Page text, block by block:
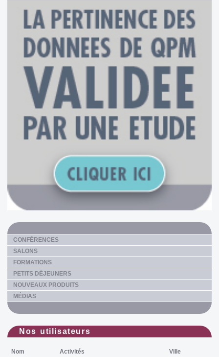
CONFÉRENCES
SALONS
FORMATIONS
PETITS DÉJEUNERS
NOUVEAUX PRODUITS
MÉDIAS
Nos utilisateurs
Nom Activités Ville